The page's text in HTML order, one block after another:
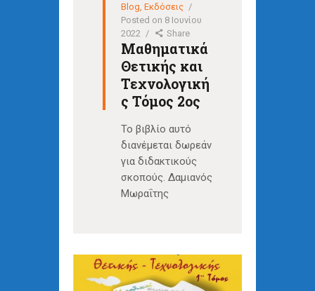
Blog ,Εκδόσεις
Posted on 8 Ιουνίου
2022
Share
Μαθηματικά
Θετικής και
Τεχνολογική
ς Τόμος 2ος
Το βιβλίο αυτό
διανέμεται δωρεάν
για διδακτικούς
σκοπούς. Δαμιανός
Μωραΐτης